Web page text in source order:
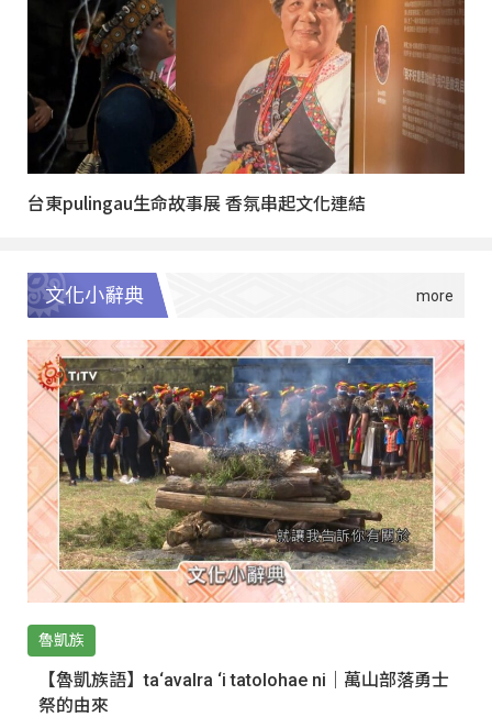
台東pulingau生命故事展 香氛串起文化連結
文化小辭典
魯凱族
【魯凱族語】ta‘avalra ‘i tatolohae ni｜萬山部落勇士
祭的由來